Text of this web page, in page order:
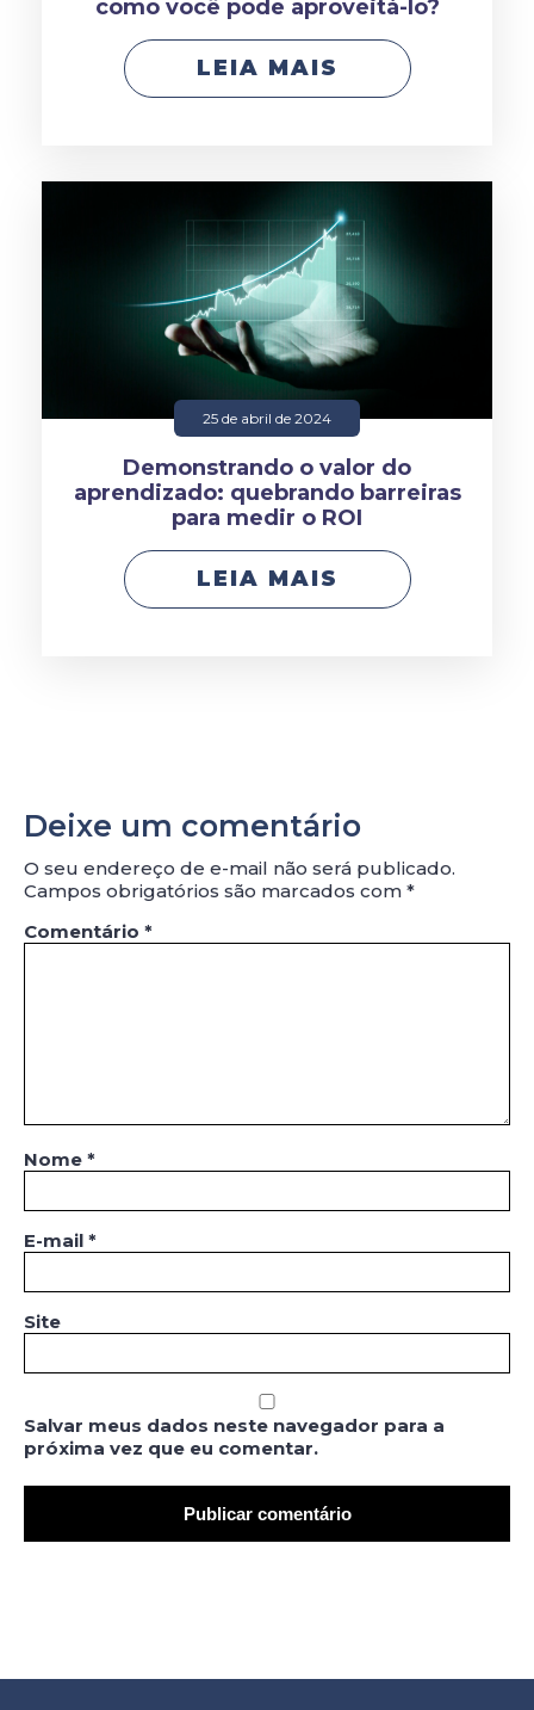
como você pode aproveitá-lo?
LEIA MAIS
25 de abril de 2024
Demonstrando o valor do
aprendizado: quebrando barreiras
para medir o ROI
LEIA MAIS
Deixe um comentário
O seu endereço de e-mail não será publicado.
Campos obrigatórios são marcados com *
Comentário *
Nome *
E-mail *
Site
Salvar meus dados neste navegador para a
próxima vez que eu comentar.